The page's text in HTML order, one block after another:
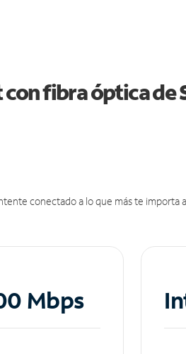
fibra óptica de
conectado a lo que más te importa
Mbps